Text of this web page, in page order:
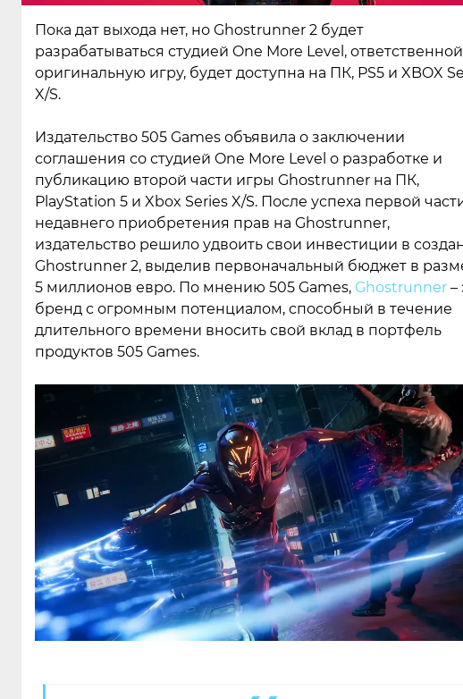
Пока дат выхода нет, но Ghostrunner 2 будет
разрабатываться студией One More Level,
оригинальную игру, будет доступна на ПК, PS5 и XBOX
X/S.
Издательство 505 Games объявила о заключении
соглашения со студией One More Level о разработке и
публикацию второй части игры Ghostrunner на ПК,
PlayStation 5 и Xbox Series X/S. После успеха первой
недавнего приобретения прав на Ghostrunner,
издательство решило удвоить свои инвестиции в
Ghostrunner 2, выделив первоначальный бюджет в
5 миллионов евро. По мнению 505 Games, Ghostrunner –
бренд с огромным потенциалом, способный в течение
длительного времени вносить свой вклад в портфель
продуктов 505 Games.